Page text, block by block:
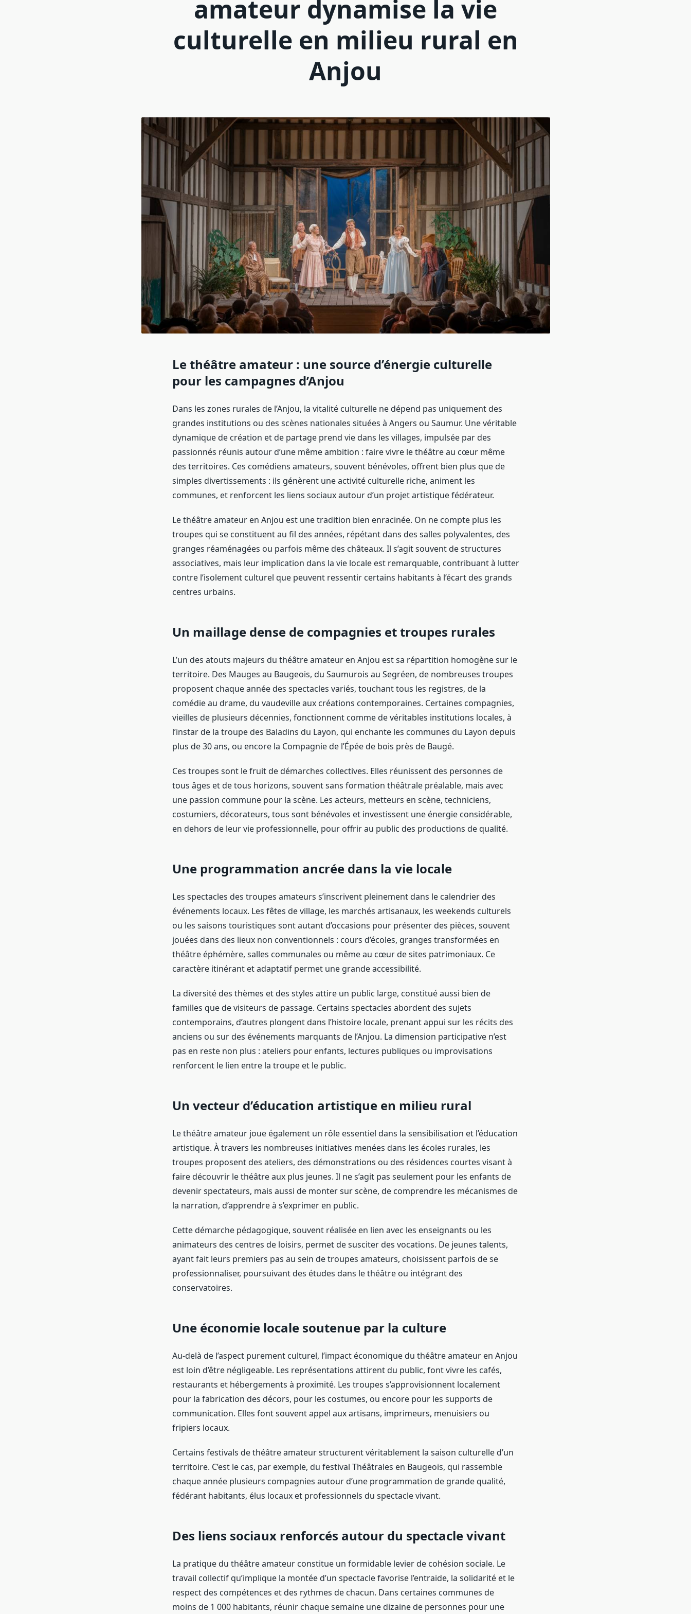
amateur dynamise la vie
culturelle en milieu rural en
Anjou
Le théâtre amateur : une source d’énergie culturelle
pour les campagnes d’Anjou
Dans les zones rurales de l’Anjou, la vitalité culturelle ne dépend pas uniquement des
grandes institutions ou des scènes nationales situées à Angers ou Saumur. Une véritable
dynamique de création et de partage prend vie dans les villages, impulsée par des
passionnés réunis autour d’une même ambition : faire vivre le théâtre au cœur même
des territoires. Ces comédiens amateurs, souvent bénévoles, offrent bien plus que de
simples divertissements : ils génèrent une activité culturelle riche, animent les
communes, et renforcent les liens sociaux autour d’un projet artistique fédérateur.
Le théâtre amateur en Anjou est une tradition bien enracinée. On ne compte plus les
troupes qui se constituent au fil des années, répétant dans des salles polyvalentes, des
granges réaménagées ou parfois même des châteaux. Il s’agit souvent de structures
associatives, mais leur implication dans la vie locale est remarquable, contribuant à lutter
contre l’isolement culturel que peuvent ressentir certains habitants à l’écart des grands
centres urbains.
Un maillage dense de compagnies et troupes rurales
L’un des atouts majeurs du théâtre amateur en Anjou est sa répartition homogène sur le
territoire. Des Mauges au Baugeois, du Saumurois au Segréen, de nombreuses troupes
proposent chaque année des spectacles variés, touchant tous les registres, de la
comédie au drame, du vaudeville aux créations contemporaines. Certaines compagnies,
vieilles de plusieurs décennies, fonctionnent comme de véritables institutions locales, à
l’instar de la troupe des Baladins du Layon, qui enchante les communes du Layon depuis
plus de 30 ans, ou encore la Compagnie de l’Épée de bois près de Baugé.
Ces troupes sont le fruit de démarches collectives. Elles réunissent des personnes de
tous âges et de tous horizons, souvent sans formation théâtrale préalable, mais avec
une passion commune pour la scène. Les acteurs, metteurs en scène, techniciens,
costumiers, décorateurs, tous sont bénévoles et investissent une énergie considérable,
en dehors de leur vie professionnelle, pour offrir au public des productions de qualité.
Une programmation ancrée dans la vie locale
Les spectacles des troupes amateurs s’inscrivent pleinement dans le calendrier des
événements locaux. Les fêtes de village, les marchés artisanaux, les weekends culturels
ou les saisons touristiques sont autant d’occasions pour présenter des pièces, souvent
jouées dans des lieux non conventionnels : cours d’écoles, granges transformées en
théâtre éphémère, salles communales ou même au cœur de sites patrimoniaux. Ce
caractère itinérant et adaptatif permet une grande accessibilité.
La diversité des thèmes et des styles attire un public large, constitué aussi bien de
familles que de visiteurs de passage. Certains spectacles abordent des sujets
contemporains, d’autres plongent dans l’histoire locale, prenant appui sur les récits des
anciens ou sur des événements marquants de l’Anjou. La dimension participative n’est
pas en reste non plus : ateliers pour enfants, lectures publiques ou improvisations
renforcent le lien entre la troupe et le public.
Un vecteur d’éducation artistique en milieu rural
Le théâtre amateur joue également un rôle essentiel dans la sensibilisation et l’éducation
artistique. À travers les nombreuses initiatives menées dans les écoles rurales, les
troupes proposent des ateliers, des démonstrations ou des résidences courtes visant à
faire découvrir le théâtre aux plus jeunes. Il ne s’agit pas seulement pour les enfants de
devenir spectateurs, mais aussi de monter sur scène, de comprendre les mécanismes de
la narration, d’apprendre à s’exprimer en public.
Cette démarche pédagogique, souvent réalisée en lien avec les enseignants ou les
animateurs des centres de loisirs, permet de susciter des vocations. De jeunes talents,
ayant fait leurs premiers pas au sein de troupes amateurs, choisissent parfois de se
professionnaliser, poursuivant des études dans le théâtre ou intégrant des
conservatoires.
Une économie locale soutenue par la culture
Au-delà de l’aspect purement culturel, l’impact économique du théâtre amateur en Anjou
est loin d’être négligeable. Les représentations attirent du public, font vivre les cafés,
restaurants et hébergements à proximité. Les troupes s’approvisionnent localement
pour la fabrication des décors, pour les costumes, ou encore pour les supports de
communication. Elles font souvent appel aux artisans, imprimeurs, menuisiers ou
fripiers locaux.
Certains festivals de théâtre amateur structurent véritablement la saison culturelle d’un
territoire. C’est le cas, par exemple, du festival Théâtrales en Baugeois, qui rassemble
chaque année plusieurs compagnies autour d’une programmation de grande qualité,
fédérant habitants, élus locaux et professionnels du spectacle vivant.
Des liens sociaux renforcés autour du spectacle vivant
La pratique du théâtre amateur constitue un formidable levier de cohésion sociale. Le
travail collectif qu’implique la montée d’un spectacle favorise l’entraide, la solidarité et le
respect des compétences et des rythmes de chacun. Dans certaines communes de
moins de 1 000 habitants, réunir chaque semaine une dizaine de personnes pour une